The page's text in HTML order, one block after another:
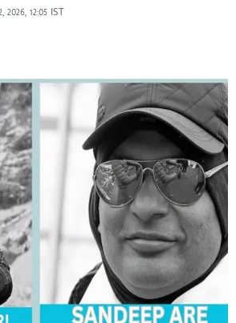
2026, 12:05 IST